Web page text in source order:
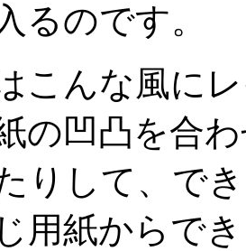
るのです。
こんな風に
の凹凸を合
りして、で
用紙からで